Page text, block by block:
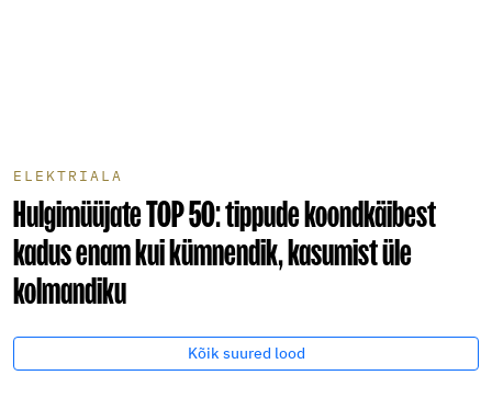
ELEKTRIALA
Hulgimüüjate TOP 50: tippude koondkäibest
kadus enam kui kümnendik, kasumist üle
kolmandiku
Kõik suured lood